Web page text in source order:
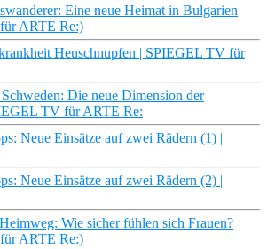
Eine neue Heimat in Bulgarien
ARTE Re:)
Heuschnupfen | SPIEGEL TV für
Die neue Dimension der
TV für ARTE Re:
Neue Einsätze auf zwei Rädern (1) |
Neue Einsätze auf zwei Rädern (2) |
Wie sicher fühlen sich Frauen?
ARTE Re:)